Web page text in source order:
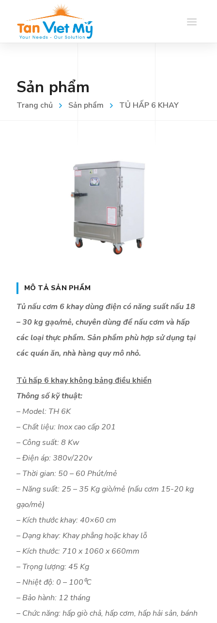
Sản phẩm
Trang chủ Sản phẩm TỦ HẤP 6 KHAY
MÔ TẢ SẢN PHẨM
Tủ nấu cơm 6 khay dùng điện có năng suất nấu 18
– 30 kg gạo/mẻ, chuyên dùng để nấu cơm và hấp
các loại thực phẩm. Sản phẩm phù hợp sử dụng tại
các quán ăn, nhà hàng quy mô nhỏ.
Tủ hấp 6 khay không bảng điều khiển
Thông số kỹ thuật:
– Model: TH 6K
– Chất liệu: Inox cao cấp 201
– Công suất: 8 Kw
– Điện áp: 380v/220v
– Thời gian: 50 – 60 Phút/mẻ
– Năng suất: 25 – 35 Kg giò/mẻ (nấu cơm 15-20 kg
gạo/mẻ)
– Kích thước khay: 40×60 cm
– Dạng khay: Khay phẳng hoặc khay lỗ
– Kích thước: 710 x 1060 x 660mm
– Trọng lượng: 45 Kg
– Nhiệt độ: 0 – 100⁰C
– Bảo hành: 12 tháng
– Chức năng: hấp giò chả, hấp cơm, hấp hải sản, bánh